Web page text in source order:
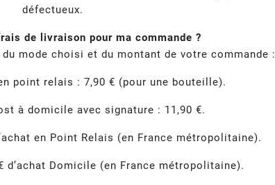
défectueux.
de livraison pour ma commande ?
mode choisi et du montant de votre commande :
point relais : 7,90 € (pour une bouteille).
à domicile avec signature : 11,90 €.
en Point Relais (en France métropolitaine).
d’achat Domicile (en France métropolitaine).